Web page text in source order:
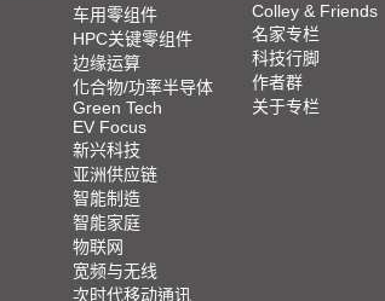
车用零组件
HPC关键零组件
边缘运算
化合物/功率半导体
Green Tech
EV Focus
新兴科技
亚洲供应链
智能制造
智能家庭
物联网
宽频与无线
次时代移动通讯
Colley & Friends
名家专栏
科技行脚
作者群
关于专栏